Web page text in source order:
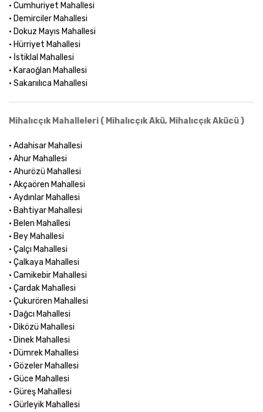
• Cumhuriyet Mahallesi
• Demirciler Mahallesi
• Dokuz Mayıs Mahallesi
• Hürriyet Mahallesi
• İstiklal Mahallesi
• Karaoğlan Mahallesi
• Sakarıılıca Mahallesi
Mihalıcçık Mahalleleri ( Mihalıcçık Akü, Mihalıcçık Akücü )
• Adahisar Mahallesi
• Ahur Mahallesi
• Ahurözü Mahallesi
• Akçaören Mahallesi
• Aydınlar Mahallesi
• Bahtiyar Mahallesi
• Belen Mahallesi
• Bey Mahallesi
• Çalçı Mahallesi
• Çalkaya Mahallesi
• Camikebir Mahallesi
• Çardak Mahallesi
• Çukurören Mahallesi
• Dağcı Mahallesi
• Diközü Mahallesi
• Dinek Mahallesi
• Dümrek Mahallesi
• Gözeler Mahallesi
• Güce Mahallesi
• Güreş Mahallesi
• Gürleyik Mahallesi